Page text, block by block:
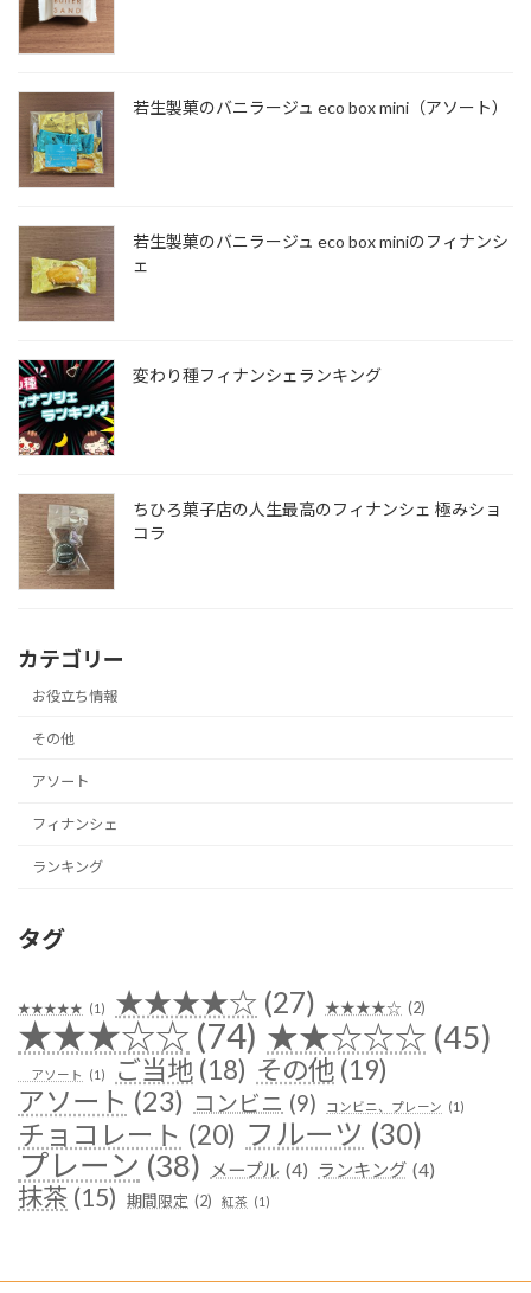
若生製菓のバニラージュ eco box mini（アソート）
若生製菓のバニラージュ eco box miniのフィナンシ
ェ
変わり種フィナンシェランキング
ちひろ菓子店の人生最高のフィナンシェ 極みショ
コラ
カテゴリー
お役立ち情報
その他
アソート
フィナンシェ
ランキング
タグ
★★★★★ (1) ★★★★☆ (27) ★★★★☆ (2)
★★★☆☆ (74) ★★☆☆☆ (45)
アソート (1) ご当地 (18) その他 (19)
アソート (23) コンビニ (9) コンビニ、プレーン (1)
チョコレート (20) フルーツ (30)
プレーン (38) メープル (4) ランキング (4)
抹茶 (15) 期間限定 (2) 紅茶 (1)